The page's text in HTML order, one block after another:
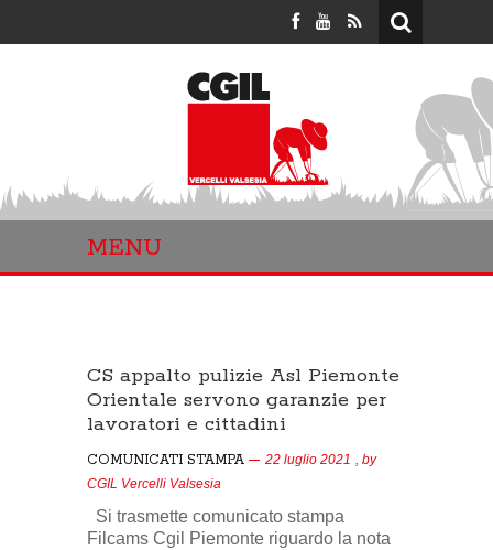
MENU
CS appalto pulizie Asl Piemonte
Orientale servono garanzie per
lavoratori e cittadini
COMUNICATI STAMPA 22 luglio 2021 , by
CGIL Vercelli Valsesia
Si trasmette comunicato stampa
Filcams Cgil Piemonte riguardo la nota